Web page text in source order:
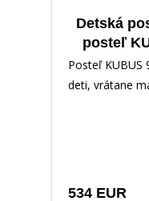
Detská
posteľ
prístelkou
vrátane
Posteľ KUBUS
deti, vrátane
534 EUR